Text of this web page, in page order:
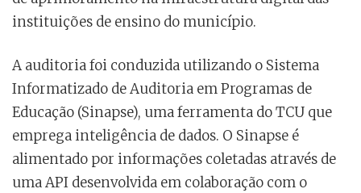
instituições de ensino do município.
A auditoria foi conduzida utilizando o Sistema
Informatizado de Auditoria em Programas de
Educação (Sinapse), uma ferramenta do TCU que
emprega inteligência de dados. O Sinapse é
alimentado por informações coletadas através de
uma API desenvolvida em colaboração com o